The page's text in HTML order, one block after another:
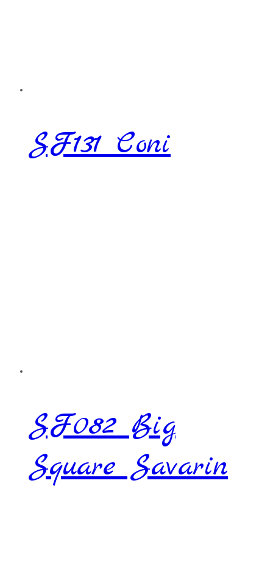
SF131 Coni
SF082 Big
Square Savarin